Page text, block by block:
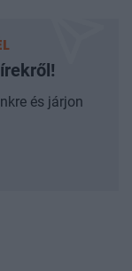
és járjon